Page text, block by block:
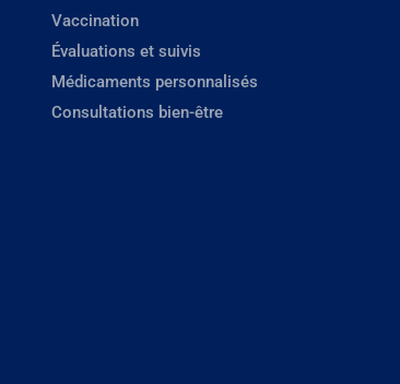
Vaccination
Évaluations et suivis
Médicaments personnalisés
Consultations bien-être